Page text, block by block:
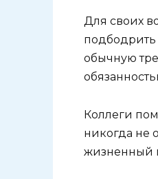
Для своих
подбодрить
обычную
Коллеги
никогда не
жизненный